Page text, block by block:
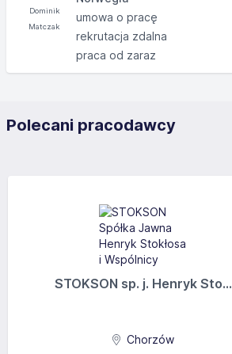
umowa o pracę
rekrutacja zdalna
praca od zaraz
Polecani pracodawcy
STOKSON sp. j. Henryk Sto...
Chorzów